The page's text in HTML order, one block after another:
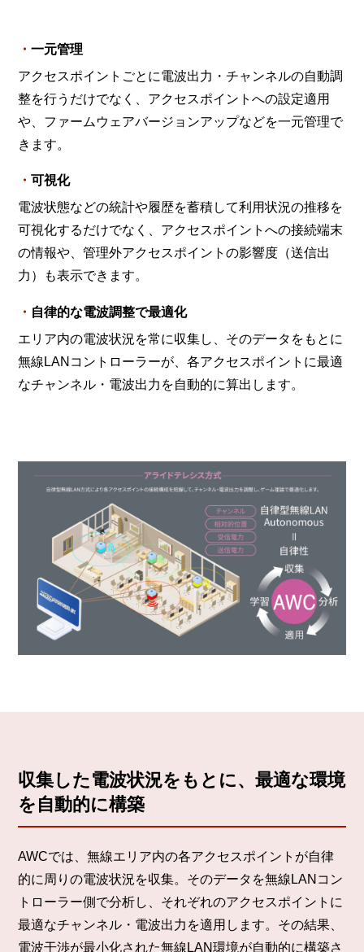
一元管理
アクセスポイントごとに電波出力・チャンネルの自動調
整を行うだけでなく、アクセスポイントへの設定適用
や、ファームウェアバージョンアップなどを一元管理で
きます。
可視化
電波状態などの統計や履歴を蓄積して利用状況の推移を
可視化するだけでなく、アクセスポイントへの接続端末
の情報や、管理外アクセスポイントの影響度（送信出
力）も表示できます。
自律的な電波調整で最適化
エリア内の電波状況を常に収集し、そのデータをもとに
無線LANコントローラーが、各アクセスポイントに最適
なチャンネル・電波出力を自動的に算出します。
収集した電波状況をもとに、最適な環境
を自動的に構築
AWCでは、無線エリア内の各アクセスポイントが自律
的に周りの電波状況を収集。そのデータを無線LANコン
トローラー側で分析し、それぞれのアクセスポイントに
最適なチャンネル・電波出力を適用します。その結果、
電波干渉が最小化された無線LAN環境が自動的に構築さ